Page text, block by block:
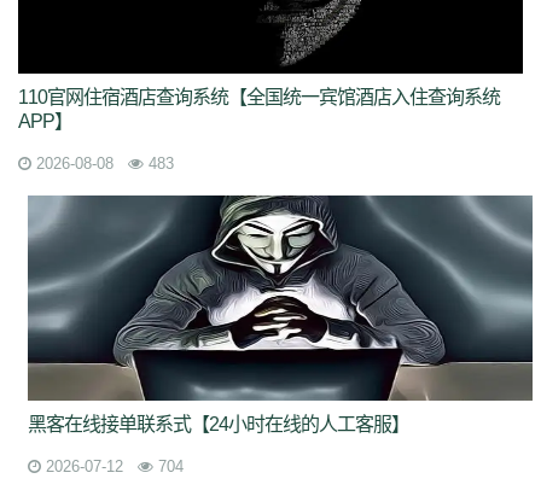
110官网住宿酒店查询系统【全国统一宾馆酒店入住查询系统
APP】
2026-08-08 483
黑客在线接单联系式【24小时在线的人工客服】
2026-07-12 704